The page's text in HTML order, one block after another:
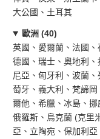
大公國、土耳其
歐洲 (40)
英國、愛爾蘭、法國、
德國、瑞士、奧地利
尼亞、匈牙利、波蘭
萄牙、義大利、梵諦
爾他、希臘、冰島、挪
俄羅斯、烏克蘭 (克里
亞、立陶宛、保加利